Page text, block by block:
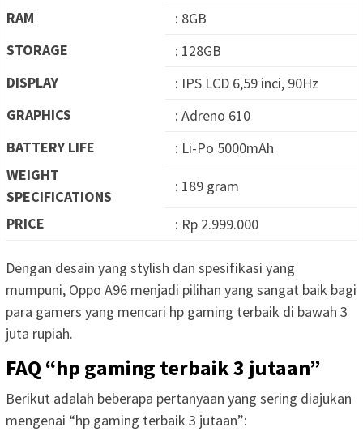
RAM
: 8GB
STORAGE
: 128GB
DISPLAY
: IPS LCD 6,59 inci, 90Hz
GRAPHICS
: Adreno 610
BATTERY LIFE
: Li-Po 5000mAh
WEIGHT
SPECIFICATIONS
: 189 gram
PRICE
: Rp 2.999.000
Dengan desain yang stylish dan spesifikasi yang
mumpuni, Oppo A96 menjadi pilihan yang sangat baik bagi
para gamers yang mencari hp gaming terbaik di bawah 3
juta rupiah.
FAQ “hp gaming terbaik 3 jutaan”
Berikut adalah beberapa pertanyaan yang sering diajukan
mengenai “hp gaming terbaik 3 jutaan”: